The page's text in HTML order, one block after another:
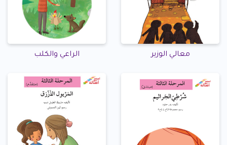
معالي الوزير الراعي والكلب